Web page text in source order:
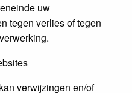
uw
tegen verlies of tegen
verwijzingen en/of